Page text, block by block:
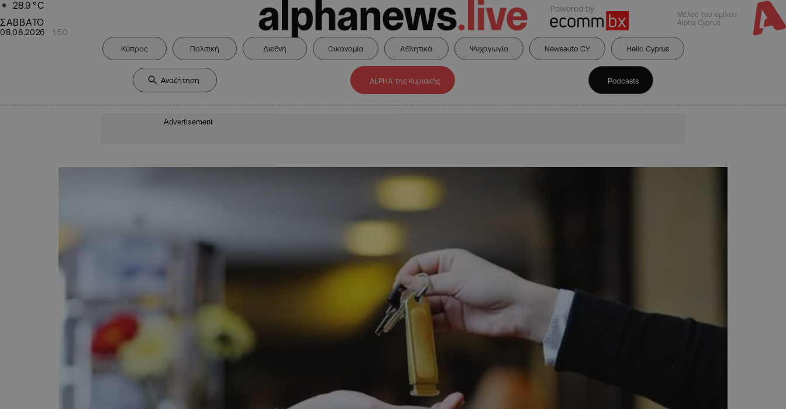
28.9 °C
ΣΑΒΒΑΤΟ
08.08.2026 1:50
Powered by:
Μέλος του ομίλου
Alpha Cyprus
Κύπρος Πολιτική Διεθνή Οικονομία Αθλητικά Ψυχαγωγία Newsauto CY Hello Cyprus
ALPHA της Κυριακής Podcasts
Advertisement